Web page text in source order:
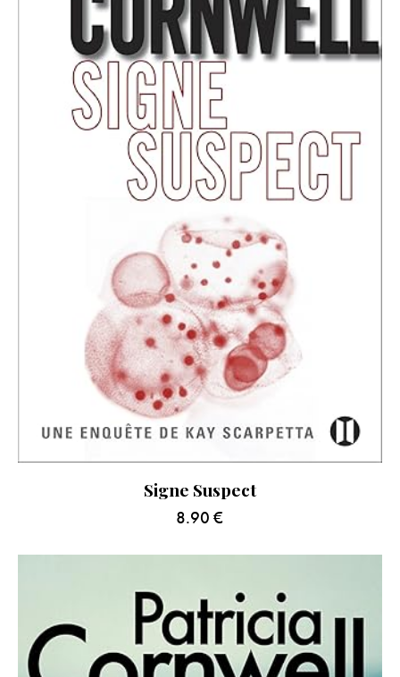
Signe Suspect
8.90 €